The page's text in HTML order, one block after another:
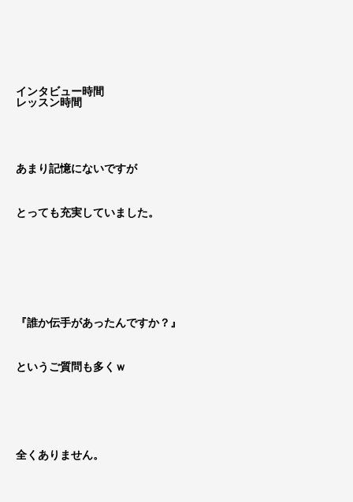
インタビュー時間
レッスン時間
あまり記憶にないですが
とっても充実していました。
『誰か伝手があったんですか？』
というご質問も多くｗ
全くありません。